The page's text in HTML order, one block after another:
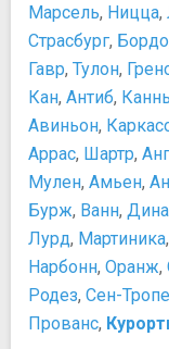
Луксорский
Мемориал
Скульптура
Триумфальная
Парки и
Булонский лес
Диснейленд
Парк Астерикс
Парк Бют-Шомон
Парк Монсо
Сад Тюильри
Площади,
Когда
Таможня и Tax-
Торговые
Шопинг в
Еда и напитки
Бесплатные
Кое-что о еде
Коньяк
Недорого поесть
Попробуйте!
Рестораны со
Французская
Французская
Марсель, Ницца,
Страсбург, Бордо
Гавр, Тулон,
Кан, Антиб,
Авиньон,
Аррас, Шартр,
Мулен, Амьен,
Бурж, Ванн,
Лурд, Мартиника,
Нарбонн, Оранж,
Родез, Сен-
Прованс,